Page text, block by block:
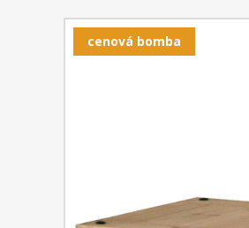
cenová bomba